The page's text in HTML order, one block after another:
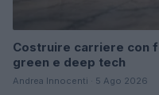
Costruire carriere con
green e deep tech
Andrea Innocenti · 5 Ago 2026